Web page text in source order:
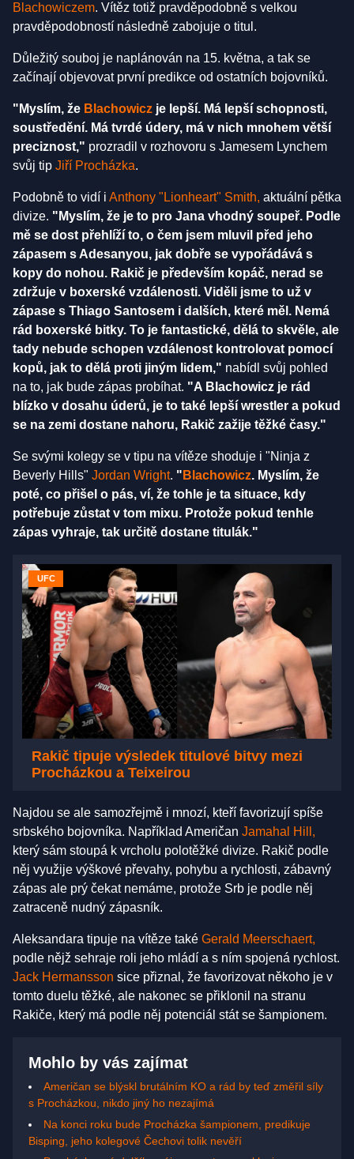
Blachowiczem. Vítěz totiž pravděpodobně s velkou
pravděpodobností následně zabojuje o titul.
Důležitý souboj je naplánován na 15. května, a tak se
začínají objevovat první predikce od ostatních bojovníků.
"Myslím, že Blachowicz je lepší. Má lepší schopnosti,
soustředění. Má tvrdé údery, má v nich mnohem větší
preciznost," prozradil v rozhovoru s Jamesem Lynchem
svůj tip Jiří Procházka.
Podobně to vidí i Anthony "Lionheart" Smith, aktuální pětka
divize. "Myslím, že je to pro Jana vhodný soupeř. Podle
mě se dost přehlíží to, o čem jsem mluvil před jeho
zápasem s Adesanyou, jak dobře se vypořádává s
kopy do nohou. Rakič je především kopáč, nerad se
zdržuje v boxerské vzdálenosti. Viděli jsme to už v
zápase s Thiago Santosem i dalších, které měl. Nemá
rád boxerské bitky. To je fantastické, dělá to skvěle, ale
tady nebude schopen vzdálenost kontrolovat pomocí
kopů, jak to dělá proti jiným lidem," nabídl svůj pohled
na to, jak bude zápas probíhat. "A Blachowicz je rád
blízko v dosahu úderů, je to také lepší wrestler a pokud
se na zemi dostane nahoru, Rakič zažije těžké časy."
Se svými kolegy se v tipu na vítěze shoduje i "Ninja z
Beverly Hills" Jordan Wright. " Blachowicz. Myslím, že
poté, co přišel o pás, ví, že tohle je ta situace, kdy
potřebuje zůstat v tom mixu. Protože pokud tenhle
zápas vyhraje, tak určitě dostane titulák."
UFC
Rakič tipuje výsledek titulové bitvy mezi
Procházkou a Teixeirou
Najdou se ale samozřejmě i mnozí, kteří favorizují spíše
srbského bojovníka. Například Američan Jamahal Hill,
který sám stoupá k vrcholu polotěžké divize. Rakič podle
něj využije výškové převahy, pohybu a rychlosti, zábavný
zápas ale prý čekat nemáme, protože Srb je podle něj
zatraceně nudný zápasník.
Aleksandara tipuje na vítěze také Gerald Meerschaert,
podle nějž sehraje roli jeho mládí a s ním spojená rychlost.
Jack Hermansson sice přiznal, že favorizovat někoho je v
tomto duelu těžké, ale nakonec se přiklonil na stranu
Rakiče, který má podle něj potenciál stát se šampionem.
Mohlo by vás zajímat
Američan se blýskl brutálním KO a rád by teď změřil síly
s Procházkou, nikdo jiný ho nezajímá
Na konci roku bude Procházka šampionem, predikuje
Bisping, jeho kolegové Čechovi tolik nevěří